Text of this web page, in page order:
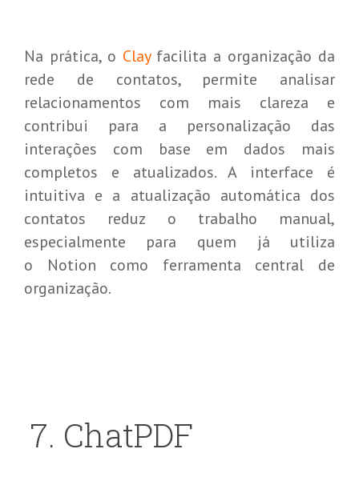
Na prática, o Clayfacilita a organização da
rede de contatos, permite analisar
relacionamentos com mais clareza e
contribui para a personalização das
interações com base em dados mais
completos e atualizados. A interface é
intuitiva e a atualização automática dos
contatos reduz o trabalho manual,
especialmente para quem já utiliza
o Notion como ferramenta central de
organização.
7. ChatPDF